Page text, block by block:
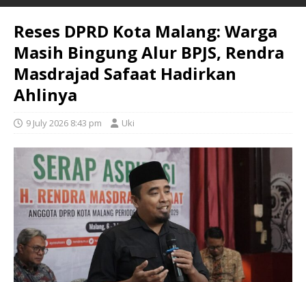
Reses DPRD Kota Malang: Warga
Masih Bingung Alur BPJS, Rendra
Masdrajad Safaat Hadirkan
Ahlinya
9 July 2026 8:43 pm Uki